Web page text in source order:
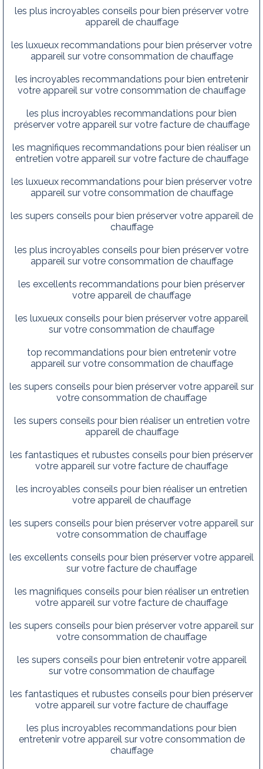
les plus incroyables conseils pour bien préserver votre
appareil de chauffage
les luxueux recommandations pour bien préserver votre
appareil sur votre consommation de chauffage
les incroyables recommandations pour bien entretenir
votre appareil sur votre consommation de chauffage
les plus incroyables recommandations pour bien
préserver votre appareil sur votre facture de chauffage
les magnifiques recommandations pour bien réaliser un
entretien votre appareil sur votre facture de chauffage
les luxueux recommandations pour bien préserver votre
appareil sur votre consommation de chauffage
les supers conseils pour bien préserver votre appareil de
chauffage
les plus incroyables conseils pour bien préserver votre
appareil sur votre consommation de chauffage
les excellents recommandations pour bien préserver
votre appareil de chauffage
les luxueux conseils pour bien préserver votre appareil
sur votre consommation de chauffage
top recommandations pour bien entretenir votre
appareil sur votre consommation de chauffage
les supers conseils pour bien préserver votre appareil sur
votre consommation de chauffage
les supers conseils pour bien réaliser un entretien votre
appareil de chauffage
les fantastiques et rubustes conseils pour bien préserver
votre appareil sur votre facture de chauffage
les incroyables conseils pour bien réaliser un entretien
votre appareil de chauffage
les supers conseils pour bien préserver votre appareil sur
votre consommation de chauffage
les excellents conseils pour bien préserver votre appareil
sur votre facture de chauffage
les magnifiques conseils pour bien réaliser un entretien
votre appareil sur votre facture de chauffage
les supers conseils pour bien préserver votre appareil sur
votre consommation de chauffage
les supers conseils pour bien entretenir votre appareil
sur votre consommation de chauffage
les fantastiques et rubustes conseils pour bien préserver
votre appareil sur votre facture de chauffage
les plus incroyables recommandations pour bien
entretenir votre appareil sur votre consommation de
chauffage